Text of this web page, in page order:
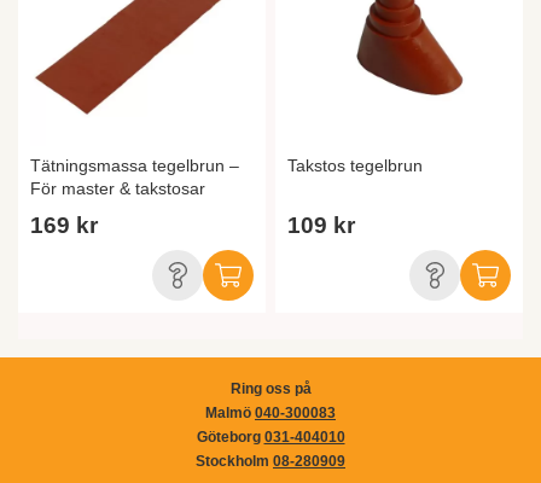
Tätningsmassa tegelbrun –
För master & takstosar
169 kr
Takstos tegelbrun
109 kr
Ring oss på
Malmö 040-300083
Göteborg 031-404010
Stockholm 08-280909